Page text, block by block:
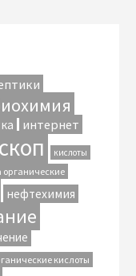
интернет
кислоты
органические
нефтехимия
кислоты